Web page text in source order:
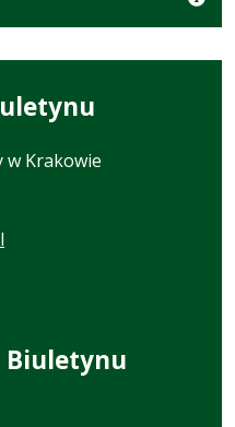
w Krakowie
Biuletynu